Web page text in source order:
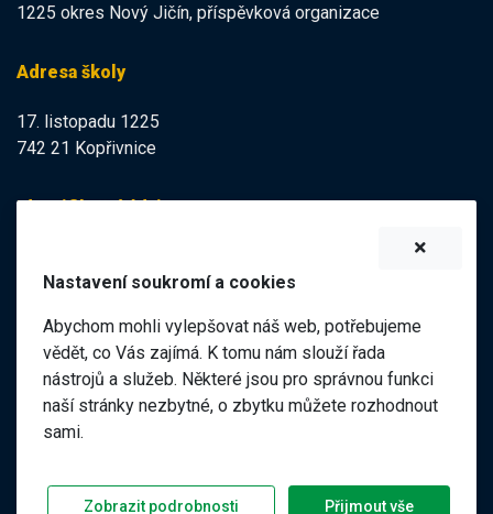
1225 okres Nový Jičín, příspěvková organizace
Adresa školy
17. listopadu 1225
742 21 Kopřivnice
Identifikační údaje
IČO:47998121
Elektronická podatelna
ID datové schránky:
98pgf7m
2026 ZŠ a MŠ 17. listopadu, Kopřivnice | |Předchozí web
Nastavení soukromí a cookies
Abychom mohli vylepšovat náš web, potřebujeme
vědět, co Vás zajímá. K tomu nám slouží řada
nástrojů a služeb. Některé jsou pro správnou funkci
naší stránky nezbytné, o zbytku můžete rozhodnout
sami.
Zobrazit podrobnosti Přijmout vše